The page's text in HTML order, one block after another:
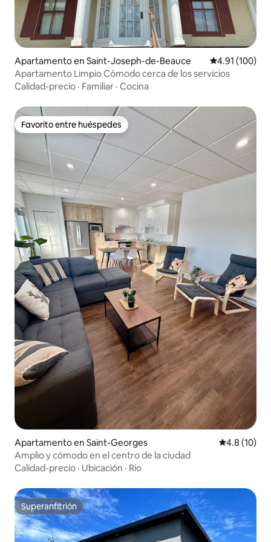
Apartamento en Saint-Joseph-de-Beauce Calificación
4.91 (100)
Apartamento Limpio Cómodo cerca de los servicios
Calidad-precio · Familiar · Cocina
Favorito entre huéspedes
Favorito entre huéspedes
Apartamento en Saint-Georges Calificación
4.8 (10)
Amplio y cómodo en el centro de la ciudad
Calidad-precio · Ubicación · Río
Superanfitrión
Superanfitrión